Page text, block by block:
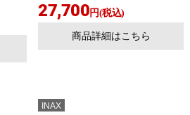
27,700円(税込)
商品詳細はこちら
INAX